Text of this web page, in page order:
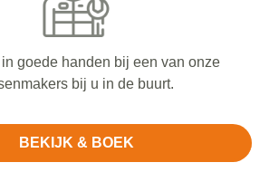
goede handen bij een van onze
bij u in de buurt.
BEKIJK & BOEK